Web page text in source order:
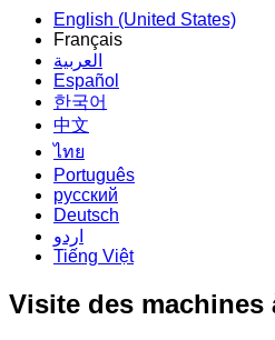
English (United States)
Français
العربية
Español
한국어
中文
ไทย
Português
русский
Deutsch
اردو
Tiếng Việt
Visite des